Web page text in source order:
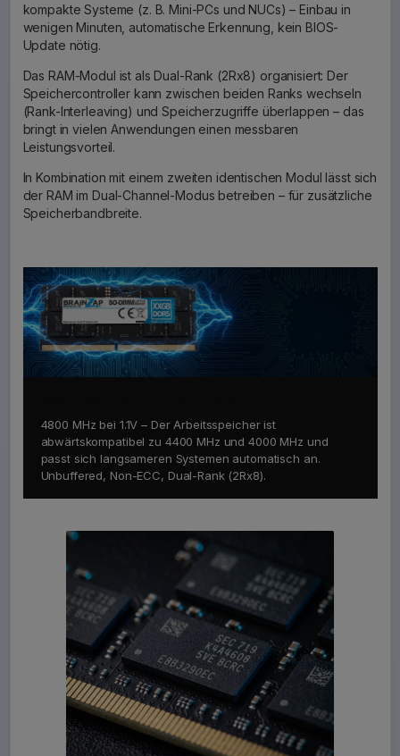
kompakte Systeme (z. B. Mini-PCs und NUCs) – Einbau in
wenigen Minuten, automatische Erkennung, kein BIOS-
Update nötig.
Das RAM-Modul ist als Dual-Rank (2Rx8) organisiert: Der
Speichercontroller kann zwischen beiden Ranks wechseln
(Rank-Interleaving) und Speicherzugriffe überlappen – das
bringt in vielen Anwendungen einen messbaren
Leistungsvorteil.
In Kombination mit einem zweiten identischen Modul lässt sich
der RAM im Dual-Channel-Modus betreiben – für zusätzliche
Speicherbandbreite.
4800 MHz bei 1.1V – Der Arbeitsspeicher ist
abwärtskompatibel zu 4400 MHz und 4000 MHz und
passt sich langsameren Systemen automatisch an.
Unbuffered, Non-ECC, Dual-Rank (2Rx8).